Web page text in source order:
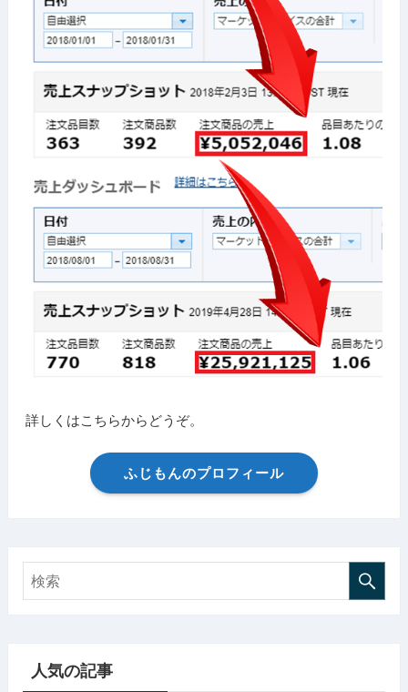
詳しくはこちらからどうぞ。
ふじもんのプロフィール
人気の記事